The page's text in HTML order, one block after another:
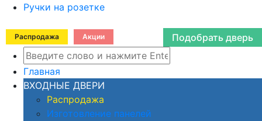
Ручки на розетке
Распродажа Акции Подобрать дверь
Главная
ВХОДНЫЕ ДВЕРИ
Распродажа
Изготовление панелей